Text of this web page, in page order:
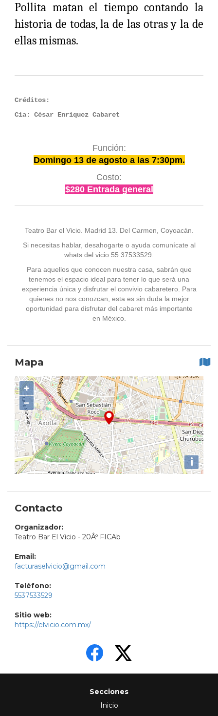
Pollita matan el tiempo contando la
historia de todas, la de las otras y la de
ellas mismas.
Créditos:
Cía: César Enríquez Cabaret
Función:
Domingo 13 de agosto a las 7:30pm.
Costo:
$280 Entrada general
Teatro Bar el Vicio. Madrid 13. Del Carmen, Coyoacán.
Si necesitas hablar, desahogarte o ayuda comunícate al
whats del vicio 55 37533529.
Para aquellos que conocen nuestra casa, sabrán que
tenemos el espacio ideal para tener lo que será una
experiencia única y disfrutar el convivio cabaretero. Para
quienes no nos conozcan, esta es sin duda la mejor
oportunidad para disfrutar del cabaret más importante
en México.
Mapa
+
−
i
Contacto
Organizador:
Teatro Bar El Vicio - 20Âº FICAb
Email:
facturaselvicio@gmail.com
Teléfono:
5537533529
Sitio web:
https://elvicio.com.mx/
Secciones
Inicio